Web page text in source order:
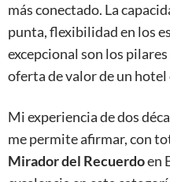
más conectado. La
punta, flexibilidad en los
excepcional son los
oferta de valor de un
Mi experiencia de dos
me permite afirmar, con
Mirador del Recuerdoen